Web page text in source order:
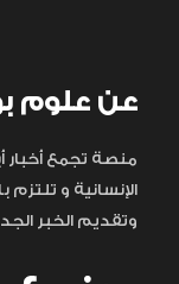
عن علوم
منصة تجمع أخبار
الإنسانية و
وتقديم الخبر